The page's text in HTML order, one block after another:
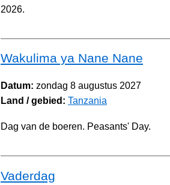
2026.
Wakulima ya Nane Nane
Datum: zondag 8 augustus 2027
Land / gebied: Tanzania
Dag van de boeren. Peasants' Day.
Vaderdag